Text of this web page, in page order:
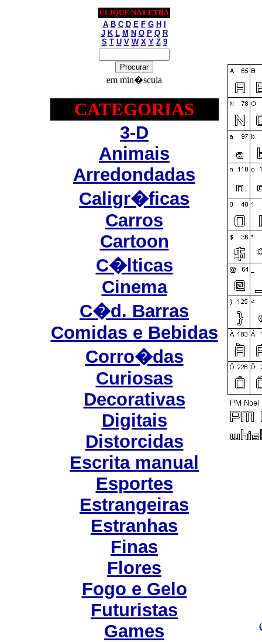
CLIQUE NA LETRA
A B C D E F G H
J K L M N O P Q R
S T U V W X Y Z 9
em min�scula
CATEGORIAS
3-D
Animais
Arredondadas
Caligr�ficas
Carros
Cartoon
C�lticas
Cinema
C�d. Barras
Comidas e Bebidas
Corro�das
Curiosas
Decorativas
Digitais
Distorcidas
Escrita manual
Esportes
Estrangeiras
Estranhas
Finas
Flores
Fogo e Gelo
Futuristas
Games